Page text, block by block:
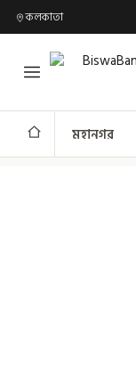
কলকাতা
মহানগর